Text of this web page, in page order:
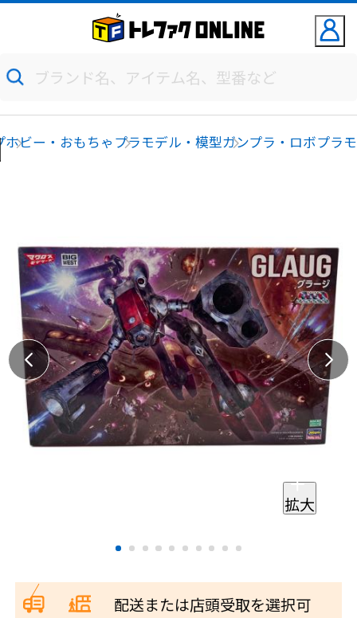
ホビー・おもちゃ プラモデル・模型ガンプラ・ロボプラモ
拡大
配送または店頭受取を選択可